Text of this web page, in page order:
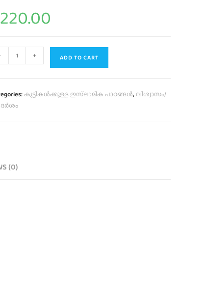
220.00
+ ADD TO CART
കുട്ടികൾക്കുള്ള ഇസ്‌ലാമിക പാഠങ്ങൾ, വിശ്വാസം/
(0)